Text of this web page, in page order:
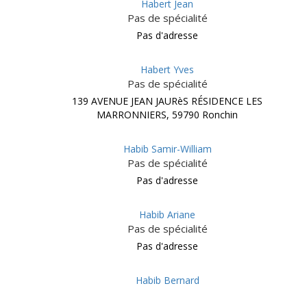
Habert Jean
Pas de spécialité
Pas d'adresse
Habert Yves
Pas de spécialité
139 AVENUE JEAN JAURèS RÉSIDENCE LES
MARRONNIERS, 59790 Ronchin
Habib Samir-William
Pas de spécialité
Pas d'adresse
Habib Ariane
Pas de spécialité
Pas d'adresse
Habib Bernard